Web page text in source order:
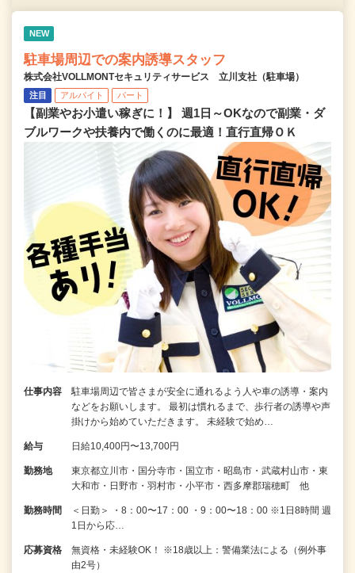
NEW
駐車場周辺での案内誘導スタッフ
株式会社VOLLMONTセキュリティサービス 立川支社（駐車場）
注目 アルバイト パート
【副業やお小遣い稼ぎに！】 週1日～OKなので副業・ダ
ブルワークや扶養内で働くのに最適！直行直帰ＯＫ
仕事内容
駐車場周辺で皆さまが安全に通れるよう人や車の誘導・案内
などをお願いします。 最初は慣れるまで、歩行者の誘導や声
掛けから始めていただきます。 未経験で始め…
給与 日給10,400円〜13,700円
勤務地
東京都立川市・国分寺市・国立市・昭島市・武蔵村山市・東
大和市・日野市・羽村市・小平市・西多摩郡瑞穂町 他
勤務時間
＜日勤＞ ・8：00〜17：00 ・9：00〜18：00 ※1日8時間 週
1日から応…
応募資格
無資格・未経験OK！ ※18歳以上：警備業法による（例外事
由2号）